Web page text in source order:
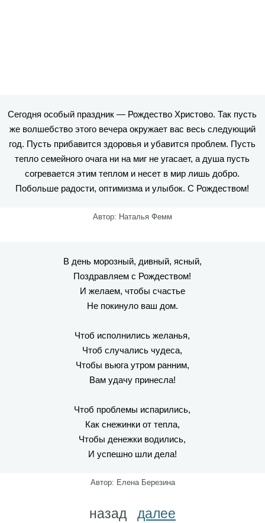
Сегодня особый праздник — Рождество Христово. Так пусть
же волшебство этого вечера окружает вас весь следующий
год. Пусть прибавится здоровья и убавится проблем. Пусть
тепло семейного очага ни на миг не угасает, а душа пусть
согревается этим теплом и несет в мир лишь добро.
Побольше радости, оптимизма и улыбок. С Рождеством!
Автор: Наталья Фемм
В день морозный, дивный, ясный,
Поздравляем с Рождеством!
И желаем, чтобы счастье
Не покинуло ваш дом.
Чтоб исполнились желанья,
Чтоб случались чудеса,
Чтобы вьюга утром ранним,
Вам удачу принесла!
Чтоб проблемы испарились,
Как снежинки от тепла,
Чтобы денежки водились,
И успешно шли дела!
Автор: Елена Березина
назад далее